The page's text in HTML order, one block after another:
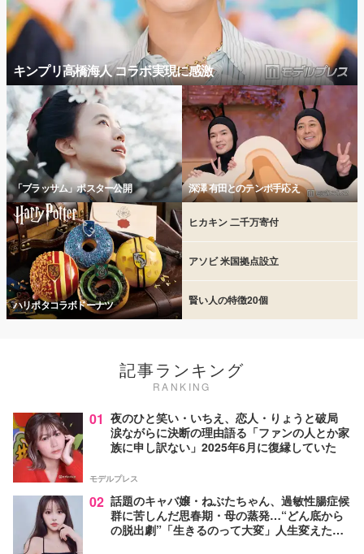
キンプリ高橋海人 コラボ実現に感激
「ブラッサム」ポスター公開 深澤 有田とのテンポ手応え
ハリポタコラボドーナツ
ヒカキン 二千万寄付
アソビ 米国拠点設立
賢い人の特徴20個
記事ランキング
RANKING
01 夜のひと笑い・いちえ、恋人・りょうと破局
涙ながらに決断の理由語る「ファンの人とか家
族に申し訳ない」2025年6月に復縁していた
モデルプレス
02 話題のキャバ嬢・ねぶたちゃん、過敏性腸症候
群に苦しんだ思春期・母の蒸発…“どん底から
の脱出劇”「生きるのって大変」人生変えた言